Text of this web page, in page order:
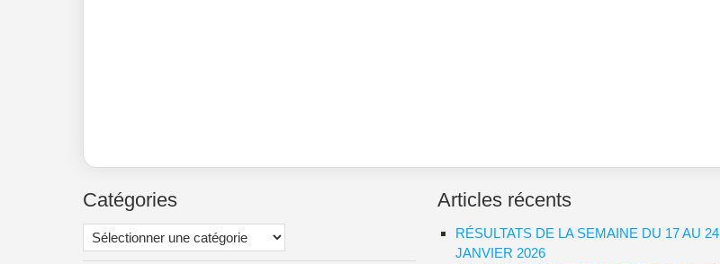
Catégories
Catégories
Articles récents
RÉSULTATS DE LA SEMAINE DU 17 AU 24
JANVIER 2026